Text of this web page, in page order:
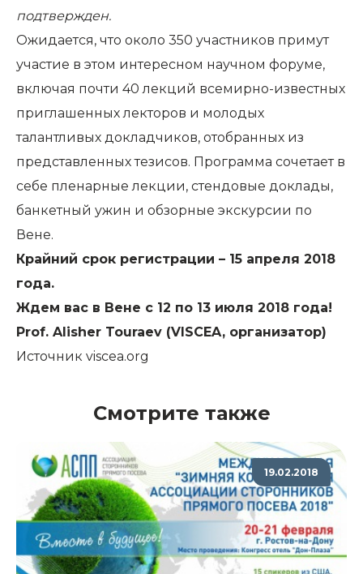
подтвержден.
Ожидается, что около 350 участников примут
участие в этом интересном научном форуме,
включая почти 40 лекций всемирно-известных
приглашенных лекторов и молодых
талантливых докладчиков, отобранных из
представленных тезисов. Программа сочетает в
себе пленарные лекции, стендовые доклады,
банкетный ужин и обзорные экскурсии по
Вене.
Крайний срок регистрации – 15 апреля 2018
года.
Ждем вас в Вене с 12 по 13 июля 2018 года!
Prof. Alisher Touraev (VISCEA, организатор)
Источник viscea.org
Смотрите также
19.02.2018